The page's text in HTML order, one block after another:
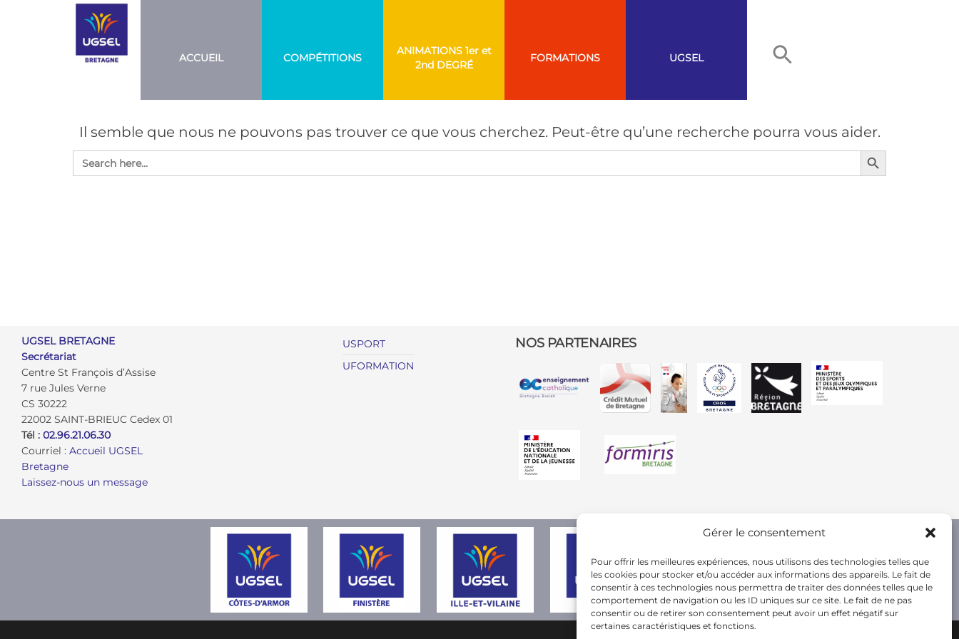
Gérer le consentement
Pour offrir les meilleures expériences, nous utilisons des technologies telles que
les cookies pour stocker et/ou accéder aux informations des appareils. Le fait de
consentir à ces technologies nous permettra de traiter des données telles que le
comportement de navigation ou les ID uniques sur ce site. Le fait de ne pas
consentir ou de retirer son consentement peut avoir un effet négatif sur
certaines caractéristiques et fonctions.
ACCUEIL
COMPÉTITIONS
ANIMATIONS
FORMATIONS UGSEL
AUCUN RÉSULTAT
Il semble que nous ne pouvons pas trouver ce que vous cherchez. Peut-être qu’une recherche pourra vous aider.
Search
for:
Search Button
UGSEL BRETAGNE
Secrétariat
Centre St François d’Assise
7 rue Jules Verne
CS 30222
22002 SAINT-BRIEUC Cedex 01
Tél : 02.96.21.06.30
Courriel : Accueil UGSEL
Bretagne
Laissez-nous un message
USPORT
UFORMATION
NOS PARTENAIRES